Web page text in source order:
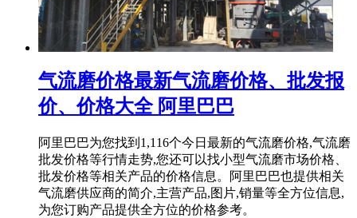
气流磨价格最新气流磨价格、批发报
价、价格大全 阿里巴巴
阿里巴巴为您找到1,116个今日最新的气流磨价格,气流磨
批发价格等行情走势,您还可以找小型气流磨市场价格、
批发价格等相关产品的价格信息。阿里巴巴也提供相关
气流磨供应商的简介,主营产品,图片,销量等全方位信息,
为您订购产品提供全方位的价格参考。